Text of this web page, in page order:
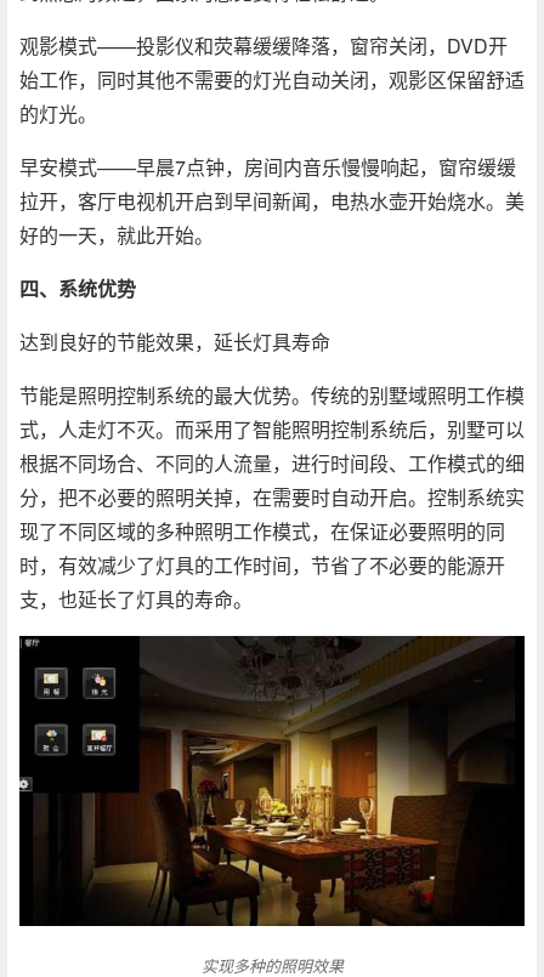
观影模式——投影仪和荧幕缓缓降落，窗帘关闭，DVD开
始工作，同时其他不需要的灯光自动关闭，观影区保留舒适
的灯光。
早安模式——早晨7点钟，房间内音乐慢慢响起，窗帘缓缓
拉开，客厅电视机开启到早间新闻，电热水壶开始烧水。美
好的一天，就此开始。
四、系统优势
达到良好的节能效果，延长灯具寿命
节能是照明控制系统的最大优势。传统的别墅域照明工作模
式，人走灯不灭。而采用了智能照明控制系统后，别墅可以
根据不同场合、不同的人流量，进行时间段、工作模式的细
分，把不必要的照明关掉，在需要时自动开启。控制系统实
现了不同区域的多种照明工作模式，在保证必要照明的同
时，有效减少了灯具的工作时间，节省了不必要的能源开
支，也延长了灯具的寿命。
实现多种的照明效果